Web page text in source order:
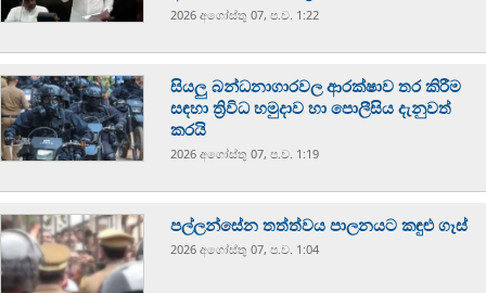
2026 අගෝස්‍තු 07, ප.ව. 1:22
සියලු බන්ධනාගාරවල ආරක්ෂාව තර කිරීම
සඳහා ත්‍රිවිධ හමුදාව හා පොලීසිය දැනුවත්
කරයි
2026 අගෝස්‍තු 07, ප.ව. 1:19
පල්ලන්සේන තත්ත්වය පාලනයට කඳුළු ගෑස්
2026 අගෝස්‍තු 07, ප.ව. 1:04